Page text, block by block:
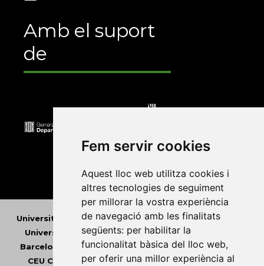
Fem servir cookies
Aquest lloc web utilitza cookies i
altres tecnologies de seguiment
per millorar la vostra experiència
de navegació amb les finalitats
següents: per habilitar la
funcionalitat bàsica del lloc web,
per oferir una millor experiència al
Amb el suport
de
Universitat Abat Oliba CEU•Universitat d'Alacant
Universitat d'Andorra•Universitat Autònoma de
Barcelona
Universitat de Barcelona•Universitat
CEU Cardenal Herrera•Universitat de Girona •